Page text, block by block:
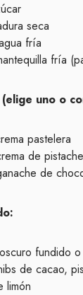
seca
fría
fría
uno o
pastelera
de pistache
de
fundido
de cacao,
limón